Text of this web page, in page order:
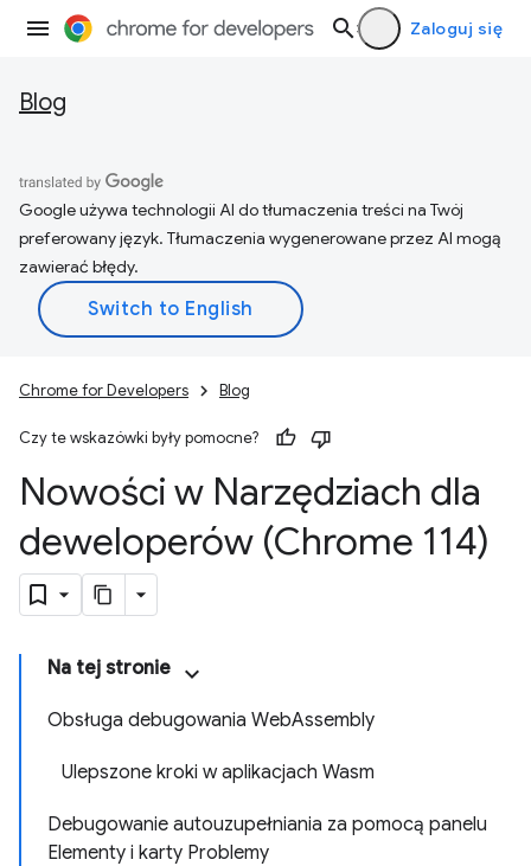
Zaloguj się
Blog
Google używa technologii AI do tłumaczenia treści na Twój
preferowany język. Tłumaczenia wygenerowane przez AI mogą
zawierać błędy.
Chrome for Developers Blog
Czy te wskazówki były pomocne?
Nowości w Narzędziach dla
deweloperów (Chrome 114)
Na tej stronie
Obsługa debugowania WebAssembly
Ulepszone kroki w aplikacjach Wasm
Debugowanie autouzupełniania za pomocą panelu
Elementy i karty Problemy